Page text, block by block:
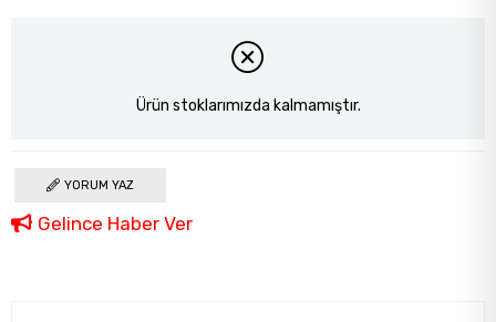
Ürün stoklarımızda kalmamıştır.
YORUM YAZ
Gelince Haber Ver